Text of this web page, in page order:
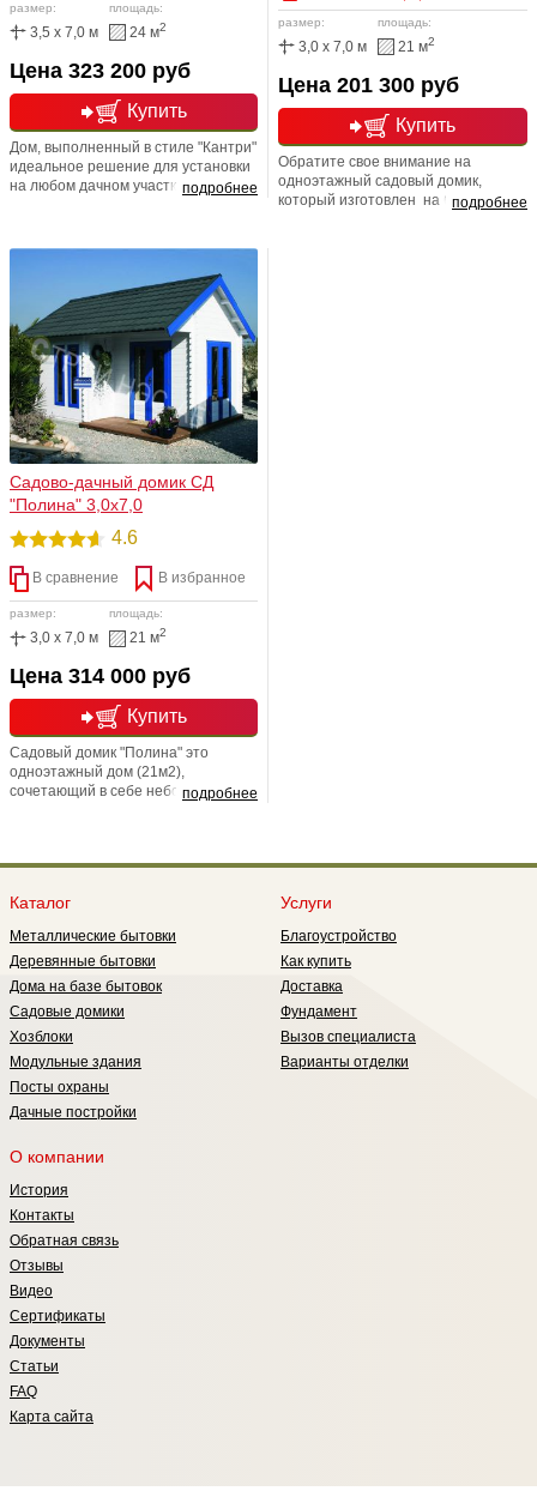
размер:
3,5 x 7,0 м
площадь:
24 м2
Купить
Цена 323 200 руб
подробнее
Дом, выполненный в стиле "Кантри"
идеальное решение для установки
на любом дачном участке.
с точеными балясинами.
размер:
3,0 x 7,0 м
площадь:
21 м2
Купить
Цена 201 300 руб
подробнее
Обратите свое внимание на
одноэтажный садовый домик,
который изготовлен на базе
Садово-дачный домик СД
"Полина" 3,0х7,0
4.6
В сравнение В избранное
размер:
3,0 x 7,0 м
площадь:
21 м2
Купить
Цена 314 000 руб
подробнее
Садовый домик "Полина" это
одноэтажный дом (21м2),
сочетающий в себе небольшую
фирмы "Кнауф". Возможна любая
размера.
Каталог
Металлические бытовки
Деревянные бытовки
Дома на базе бытовок
Садовые домики
Хозблоки
Модульные здания
Посты охраны
Дачные постройки
Услуги
Благоустройство
Как купить
Доставка
Фундамент
Вызов специалиста
Варианты отделки
О компании
История
Контакты
Обратная связь
Отзывы
Видео
Сертификаты
Документы
Статьи
FAQ
Карта сайта